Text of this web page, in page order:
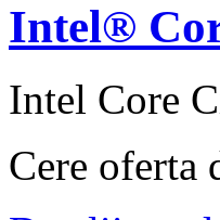
Intel®
Intel Core
Cere oferta